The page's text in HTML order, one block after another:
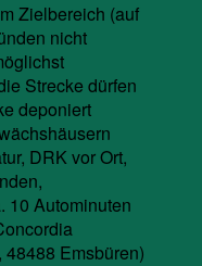
Zielbereich (auf
nicht
Strecke dürfen
deponiert
DRK vor Ort,
10 Autominuten
Emsbüren)